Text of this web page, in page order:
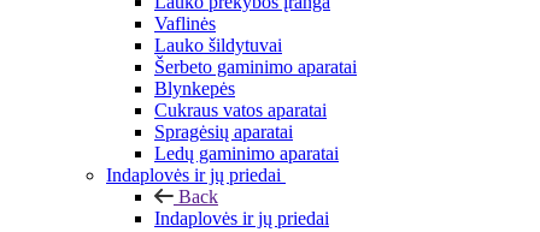
Vaflinės
Lauko šildytuvai
Šerbeto gaminimo aparatai
Blynkepės
Cukraus vatos aparatai
Spragėsių aparatai
Ledų gaminimo aparatai
Indaplovės ir jų priedai
Back
Indaplovės ir jų priedai